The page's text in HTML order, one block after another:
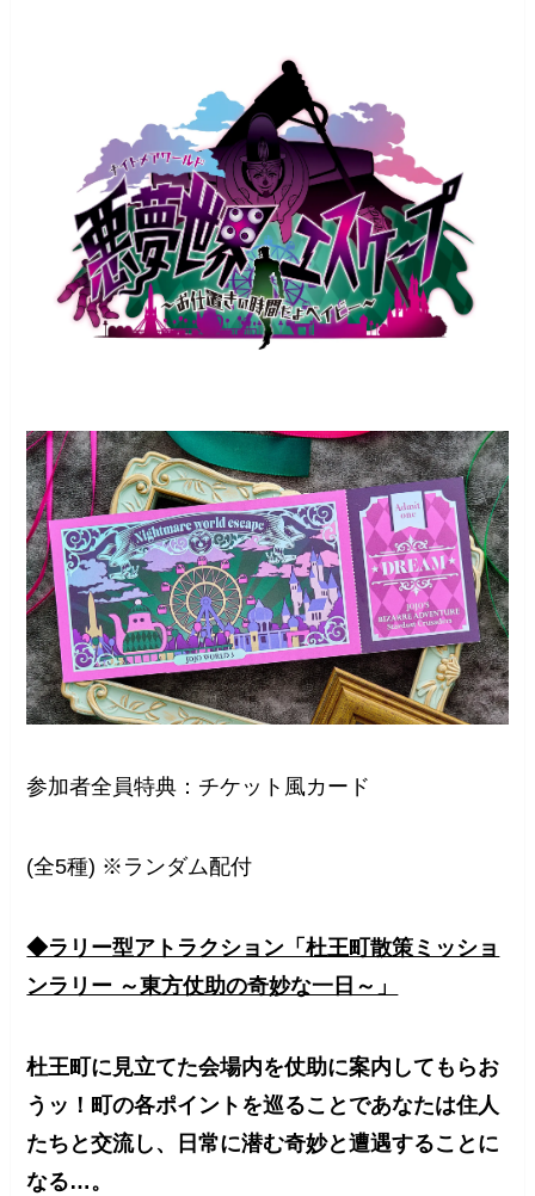
参加者全員特典：チケット風カード
(全5種) ※ランダム配付
◆ラリー型アトラクション「杜王町散策ミッショ
ンラリー ～東方仗助の奇妙な一日～」
杜王町に見立てた会場内を仗助に案内してもらお
うッ！町の各ポイントを巡ることであなたは住人
たちと交流し、日常に潜む奇妙と遭遇することに
なる…。